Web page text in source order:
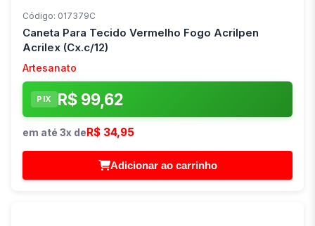
Código: 017379C
Caneta Para Tecido Vermelho Fogo Acrilpen
Acrilex (Cx.c/12)
Artesanato
PIX R$ 99,62
em até 3x de R$ 34,95
Adicionar ao carrinho